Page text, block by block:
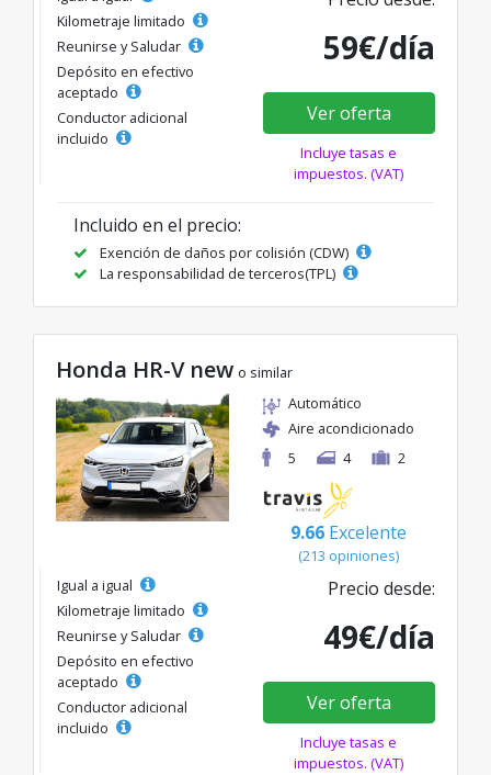
Kilometraje limitado
Reunirse y Saludar
Depósito en efectivo
aceptado
Conductor adicional
incluido
59€/día
Ver oferta
Incluye tasas e
impuestos. (VAT)
Incluido en el precio:
Exención de daños por colisión (CDW)
La responsabilidad de terceros(TPL)
Honda HR-V new o similar
Automático
Aire acondicionado
5
4 2
9.66 Excelente
(213 opiniones)
Igual a igual
Kilometraje limitado
Reunirse y Saludar
Depósito en efectivo
aceptado
Conductor adicional
incluido
Precio desde:
49€/día
Ver oferta
Incluye tasas e
impuestos. (VAT)